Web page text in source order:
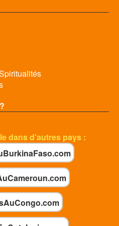
dans d'autres pays :